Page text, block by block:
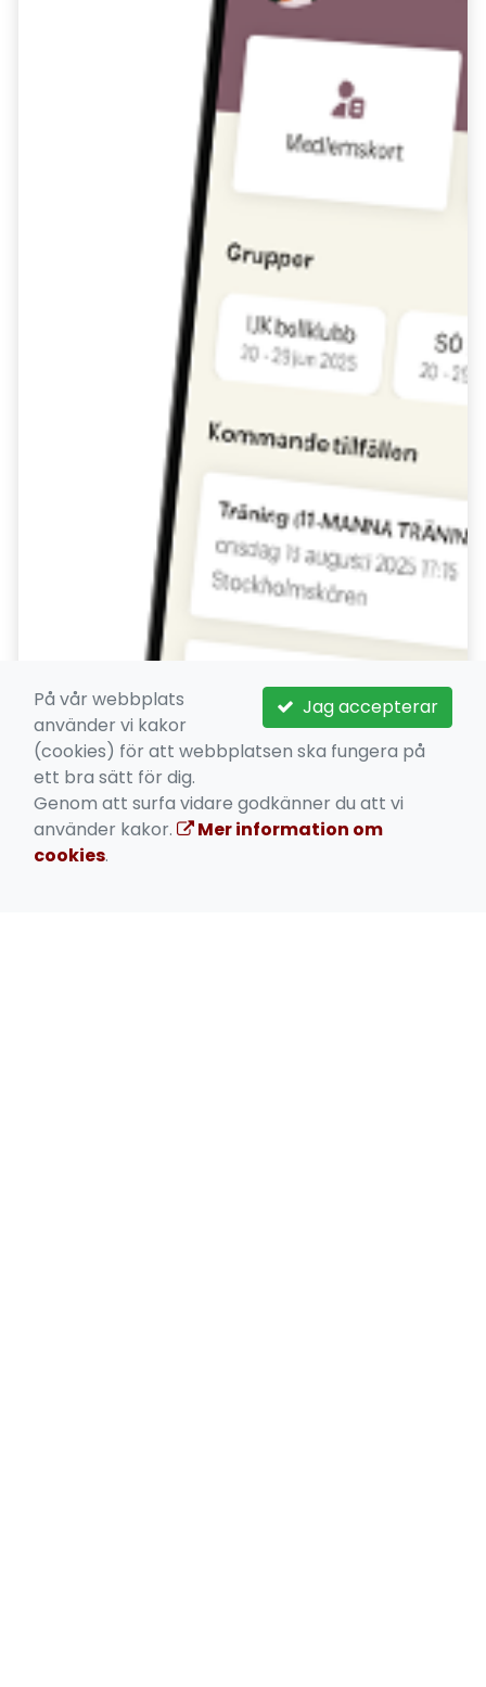
Nytt utseende!
Enkel hantering av medlemskap!
Jag accepterar
På vår webbplats
använder vi kakor
(cookies) för att webbplatsen ska fungera på
ett bra sätt för dig.
Genom att surfa vidare godkänner du att vi
använder kakor.
Mer information om
cookies.